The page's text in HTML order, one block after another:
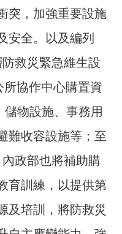
突，加強重要設施
安全。以及編列
救災緊急維生設
協作中心購置資
物設施、事務用
難收容設施等；至
政部也將補助購
育訓練，以提供第
及培訓，將防救災